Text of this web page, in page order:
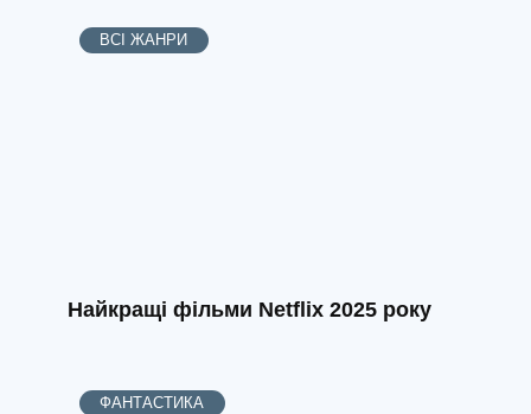
ВСІ ЖАНРИ
Найкращі фільми Netflix 2025 року
ФАНТАСТИКА